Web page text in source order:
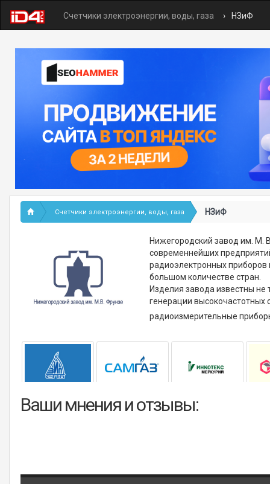
Счетчики электроэнергии, воды, газа НЗиФ
Счетчики электроэнергии, воды, газа НЗиФ
Нижегородский завод им. М.
современнейших
радиоэлектронных приборов
большом количестве стран.
Изделия завода известны не
генерации высокочастотных
радиоизмерительные
Ваши мнения и отзывы: